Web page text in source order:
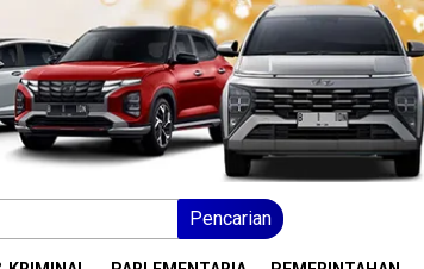
Pencarian